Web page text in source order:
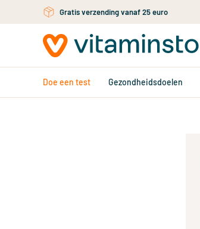
Ga naar de hoofdinhoudGratis verzending vanaf 25 euro
Doe een test Gezondheidsdoelen